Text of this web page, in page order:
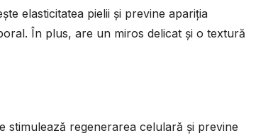
elasticitatea pielii și previne apariția
În plus, are un miros delicat și o textură
stimulează regenerarea celulară și previne